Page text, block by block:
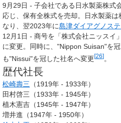
9月29日 - 子会社である日水製薬株式
応じ、保有全株式を売却。日水製薬は
なり、翌2023年に島津ダイアグノス
12月1日 - 商号を「株式会社ニッスイ
に変更。同時に、"Nippon Suisan"を
も"Nissui"を冠した社名へ変更[26]。
歴代社長
松崎壽三 （1919年 - 1933年）
田村啓三（1933年 - 1945年）
植木憲吉（1945年 - 1947年）
増井進（1947年 - 1950年）